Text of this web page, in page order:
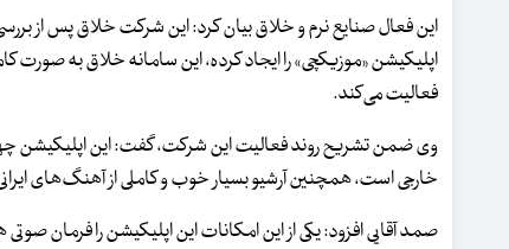
این فعال صنایع نرم و خلاق بیان کرد: این شرکت خلاق پس از
اپلیکیشن «موزیکچی» را ایجاد کرده، این سامانه خلاق به صورت
فعالیت می‌کند.
وی ضمن تشریح روند فعالیت این شرکت، گفت: این اپلیکیشن
خارجی است، همچنین آرشیو بسیار خوب و کاملی از آهنگ‌های ایرانی
صمد آقایی افزود: یکی از این امکانات این اپلیکیشن را فرمان